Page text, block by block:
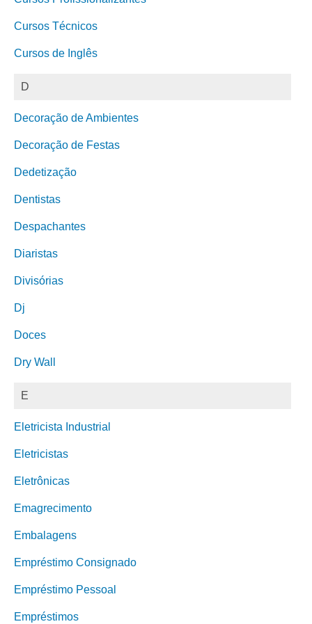
Cursos Técnicos
Cursos de Inglês
D
Decoração de Ambientes
Decoração de Festas
Dedetização
Dentistas
Despachantes
Diaristas
Divisórias
Dj
Doces
Dry Wall
E
Eletricista Industrial
Eletricistas
Eletrônicas
Emagrecimento
Embalagens
Empréstimo Consignado
Empréstimo Pessoal
Empréstimos